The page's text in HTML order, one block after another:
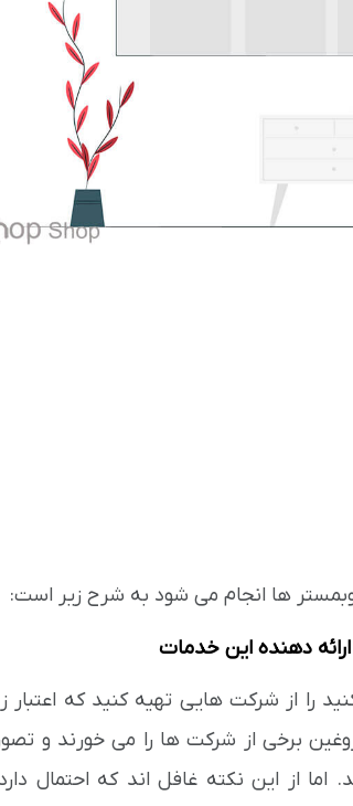
ها انجام می شود به شرح زیر است:
را از شرکت هایی تهیه کنید که اعتبار
برخی از شرکت ها را می خورند و
از این نکته غافل اند که احتمال